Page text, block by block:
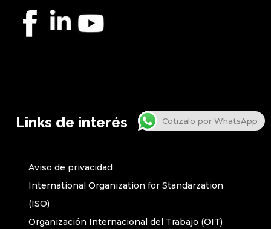
Links de interés
Aviso de privacidad
International Organization for Standarzation
(ISO)
Organización Internacional del Trabajo (OIT)
Cotizalo por WhatsApp